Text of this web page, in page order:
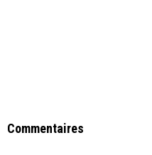
Commentaires